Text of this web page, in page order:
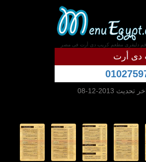
دليفرى مطعم كريب دى أرت فى مصر
دى أرت
تحديث 2013-12-08